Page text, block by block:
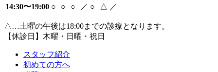
14:30〜19:00 ○ ○ ○ ／ ○ △ ／
△…土曜の午後は18:00までの診療となります。
【休診日】木曜・日曜・祝日
スタッフ紹介
初めての方へ